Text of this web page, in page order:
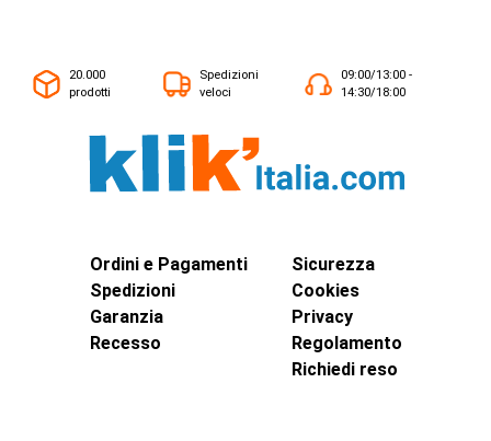
20.000
prodotti
Spedizioni
veloci
09:00/13:00 -
14:30/18:00
Ordini e Pagamenti
Spedizioni
Garanzia
Recesso
Sicurezza
Cookies
Privacy
Regolamento
Richiedi reso